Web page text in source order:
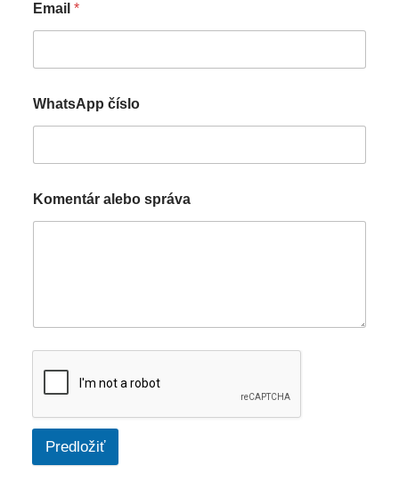
Email *
WhatsApp číslo
Komentár alebo správa
Predložiť